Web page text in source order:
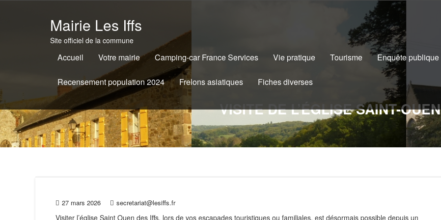
Mairie Les Iffs
Site officiel de la commune
Accueil Votre mairie Camping-car France Services Vie pratique Tourisme Enquête publique
Recensement population 2024 Frelons asiatiques Fiches diverses
VISITE DE L’ÉGLISE SAINT-OUEN
27 mars 2026 secretariat@lesiffs.fr
Visiter l’église Saint Ouen des Iffs, lors de vos escapades touristiques ou familiales, est désormais possible depuis un